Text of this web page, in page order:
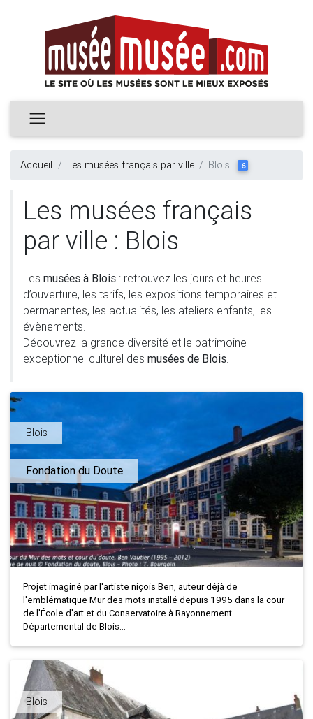
Accueil Les musées français par ville Blois 6
Les musées français
par ville : Blois
Les musées à Blois: retrouvez les jours et heures
d’ouverture, les tarifs, les expositions temporaires et
permanentes, les actualités, les ateliers enfants, les
évènements.
Découvrez la grande diversité et le patrimoine
exceptionnel culturel des musées de Blois.
Blois
Fondation du Doute
Projet imaginé par l'artiste niçois Ben, auteur déjà de
l'emblématique Mur des mots installé depuis 1995 dans la cour
de l'École d'art et du Conservatoire à Rayonnement
Départemental de Blois...
Blois